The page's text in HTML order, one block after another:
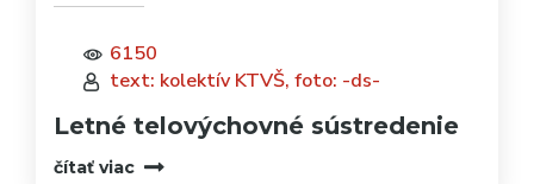
6150
text: kolektív KTVŠ, foto: -ds-
Letné telovýchovné sústredenie
čítať viac